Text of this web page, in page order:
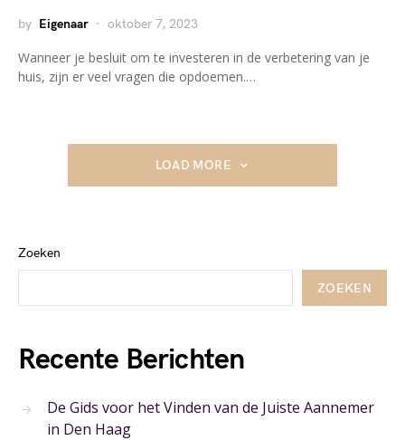
by Eigenaar oktober 7, 2023
Wanneer je besluit om te investeren in de verbetering van je
huis, zijn er veel vragen die opdoemen.…
LOAD MORE
Zoeken
ZOEKEN
Recente Berichten
De Gids voor het Vinden van de Juiste Aannemer
in Den Haag